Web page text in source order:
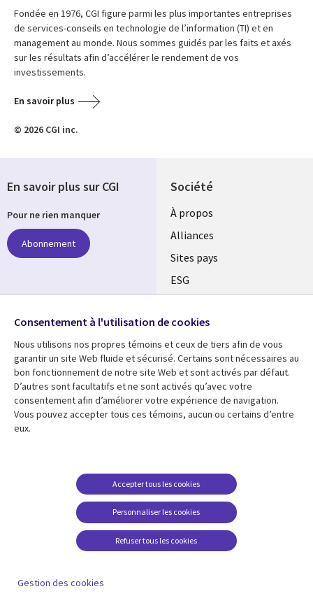
Fondée en 1976, CGI figure parmi les plus importantes entreprises
de services-conseils en technologie de l’information (TI) et en
management au monde. Nous sommes guidés par les faits et axés
sur les résultats afin d’accélérer le rendement de vos
investissements.
En savoir plus
© 2026 CGI inc.
Société
À propos
Alliances
Sites pays
ESG
Fusions
Salle de presse
Ressources
Articles
Études de cas
Baladodiffusions
Support
Restrictions et
conditions juridiques
Carrières FAQ
Centre de gestion des
En savoir plus sur CGI
Pour ne rien manquer
Abonnement
Suivez-nous
Social
Media
Global
FR
Consentement à l'utilisation de cookies
Nous utilisons nos propres témoins et ceux de tiers afin de vous
garantir un site Web fluide et sécurisé. Certains sont nécessaires au
bon fonctionnement de notre site Web et sont activés par défaut.
D’autres sont facultatifs et ne sont activés qu’avec votre
consentement afin d’améliorer votre expérience de navigation.
Vous pouvez accepter tous ces témoins, aucun ou certains d’entre
eux.
Personnaliser les cookies
Accepter tous les cookies
Refuser tous les cookies
Gestion des cookies